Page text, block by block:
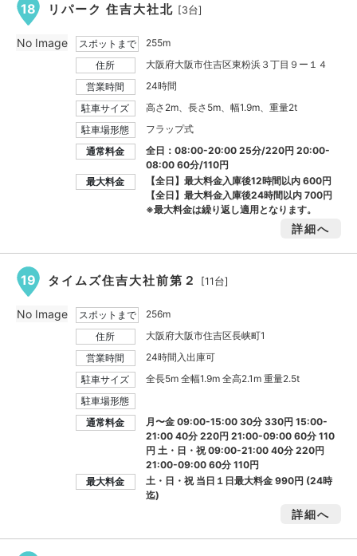
18 リパーク 住吉大社北 [3台]
スポットまで
255m
住所
大阪府大阪市住吉区東粉浜３丁目９ー１４
営業時間
24時間
駐車サイズ
高さ2m、長さ5m、幅1.9m、重量2t
駐車場形態
フラップ式
通常料金
全日：08:00-20:00 25分/220円 20:00-
08:00 60分/110円
最大料金
【全日】最大料金入庫後12時間以内600円
【全日】最大料金入庫後24時間以内700円
※最大料金は繰り返し適用となります。
詳細へ
No Image
19 タイムズ住吉大社前第２ [11台]
スポットまで
256m
住所
大阪府大阪市住吉区長峡町1
営業時間
24時間入出庫可
駐車サイズ
全長5m 全幅1.9m 全高2.1m 重量2.5t
駐車場形態
通常料金
月〜金 09:00-15:00 30分 330円 15:00-
21:00 40分 220円 21:00-09:00 60分 110
円 土・日・祝 09:00-21:00 40分 220円
21:00-09:00 60分 110円
最大料金
土・日・祝 当日１日最大料金990円 (24時
迄)
詳細へ
No Image